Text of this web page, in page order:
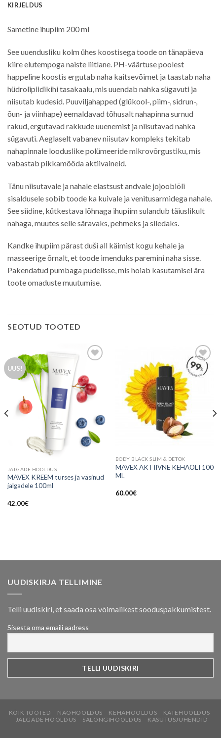
KIRJELDUS
Sametine ihupiim 200 ml
See uuendusliku kolm ühes koostisega toode on tänapäeva
kiire elutempoga naiste liitlane. PH-väärtuse poolest
happeline koostis ergutab naha kaitsevõimet ja taastab naha
hüdrolipiidikihi tasakaalu, mis uuendab nahka sügavuti ja
niisutab kudesid. Puuviljahapped (glükool-, piim-, sidrun-,
õun- ja viinhape) eemaldavad tõhusalt nahapinna surnud
rakud, ergutavad rakkude uuenemist ja niisutavad nahka
sügavuti. Aeglaselt vabanev niisutav kompleks tekitab
nahapinnale looduslike polümeeride mikrovõrgustiku, mis
vabastab pikkamööda aktiivaineid.
Tänu niisutavale ja nahale elastsust andvale jojoobiõli
sisaldusele sobib toode ka kuivale ja venitusarmidega nahale.
See siidine, kütkestava lõhnaga ihupiim sulandub täiuslikult
nahaga, muutes selle säravaks, pehmeks ja siledaks.
Kandke ihupiim pärast duši all käimist kogu kehale ja
masseerige õrnalt, et toode imenduks paremini naha sisse.
Pakendatud pumbaga pudelisse, mis hoiab kasutamisel ära
toote omaduste muutumise.
SEOTUD TOOTED
UUS!
Lisa
soovinimekirja
JALGADE HOOLDUS
MAVEX KREEM turses ja väsinud
jalgadele 100ml
42.00€
Lisa
soovinimekirja
BODY BLACK SLIM & DETOX
MAVEX AKTIIVNE KEHAÕLI 100
ML
60.00€
UUDISKIRJA TELLIMINE
Telli uudiskiri, et saada osa võimalikest sooduspakkumistest.
Sisesta oma emaili aadress
KÕIK TOOTED NÄOHOOLDUS KEHAHOOLDUS
KÄTEHOOLDUS
JALGADE HOOLDUS
SALONGIHOOLDUS KASUTUSJUHENDID